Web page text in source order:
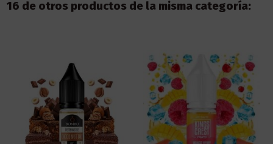
16 de otros productos de la misma categoría: